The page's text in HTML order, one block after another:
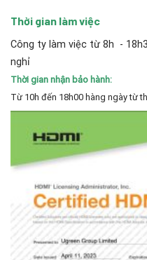
Thời gian làm việc
Công ty làm việc từ 8h -
nghỉ
Thời gian nhận bảo hành:
Từ 10h đến 18h00 hàng ngày từ